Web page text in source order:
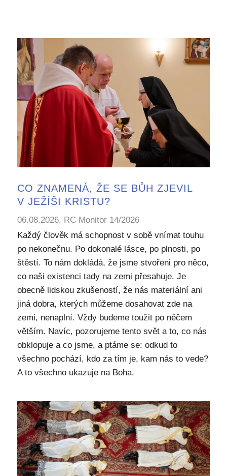
CO ZNAMENÁ, ŽE SE BŮH ZJEVIL
V JEŽÍŠI KRISTU?
06.08.2026, RC Monitor 14/2026
Každý člověk má schopnost v sobě vnímat touhu
po nekonečnu. Po dokonalé lásce, po plnosti, po
štěstí. To nám dokládá, že jsme stvořeni pro něco,
co naši existenci tady na zemi přesahuje. Je
obecně lidskou zkušeností, že nás materiální ani
jiná dobra, kterých můžeme dosahovat zde na
zemi, nenaplní. Vždy budeme toužit po něčem
větším. Navíc, pozorujeme tento svět a to, co nás
obklopuje a co jsme, a ptáme se: odkud to
všechno pochází, kdo za tím je, kam nás to vede?
A to všechno ukazuje na Boha.